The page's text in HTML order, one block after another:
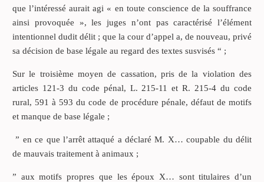
que l’intéressé aurait agi « en toute conscience de la souffrance
ainsi provoquée », les juges n’ont pas caractérisé l’élément
intentionnel dudit délit ; que la cour d’appel a, de nouveau, privé
sa décision de base légale au regard des textes susvisés “ ;
Sur le troisième moyen de cassation, pris de la violation des
articles 121-3 du code pénal, L. 215-11 et R. 215-4 du code
rural, 591 à 593 du code de procédure pénale, défaut de motifs
et manque de base légale ;
” en ce que l’arrêt attaqué a déclaré M. X… coupable du délit
de mauvais traitement à animaux ;
” aux motifs propres que les époux X… sont titulaires d’un